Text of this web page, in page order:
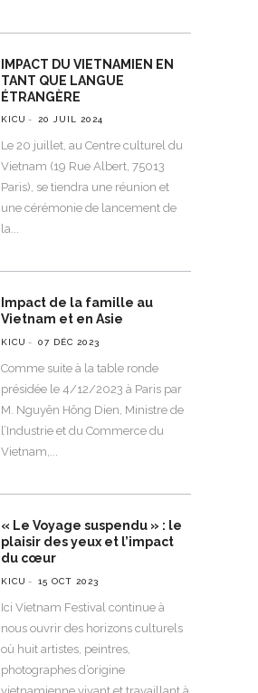
IMPACT DU VIETNAMIEN EN
TANT QUE LANGUE
ÉTRANGÈRE
KICU 20 JUIL 2024
Le 20 juillet, au Centre culturel du
Vietnam (19 Rue Albert, 75013
Paris), se tiendra une réunion et
une cérémonie de lancement de
la
Impact de la famille au
Vietnam et en Asie
KICU 07 DÉC 2023
Comme suite à la table ronde
présidée le 4/12/2023 à Paris par
M. Nguyên Hông Dien, Ministre de
l’Industrie et du Commerce du
Vietnam,
« Le Voyage suspendu » : le
plaisir des yeux et l’impact
du cœur
KICU 15 OCT 2023
Ici Vietnam Festival continue à
nous ouvrir des horizons culturels
où huit artistes, peintres,
photographes d’origine